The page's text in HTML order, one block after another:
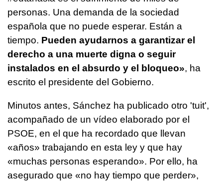
personas. Una demanda de la sociedad
española que no puede esperar. Están a
tiempo. Pueden ayudarnos a garantizar el
derecho a una muerte digna o seguir
instalados en el absurdo y el bloqueo», ha
escrito el presidente del Gobierno.
Minutos antes, Sánchez ha publicado otro 'tuit',
acompañado de un vídeo elaborado por el
PSOE, en el que ha recordado que llevan
«años» trabajando en esta ley y que hay
«muchas personas esperando». Por ello, ha
asegurado que «no hay tiempo que perder»,